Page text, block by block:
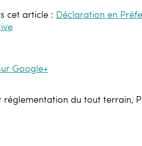
cet article : Déclaration en
Google+
réglementation du tout terrain,